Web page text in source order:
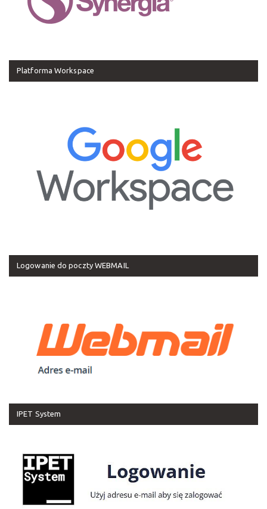
Platforma Workspace
Logowanie do poczty WEBMAIL
IPET System